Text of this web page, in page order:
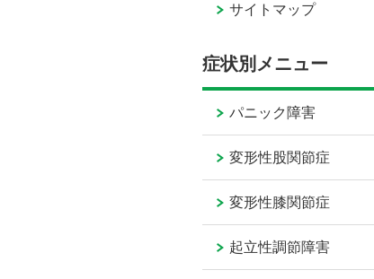
サイトマップ
症状別メニュー
パニック障害
変形性股関節症
変形性膝関節症
起立性調節障害